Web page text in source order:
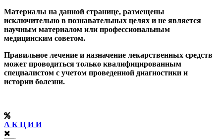
Материалы на данной странице, размещены
исключительно в познавательных целях и не является
научным материалом или профессиональным
медицинским советом.
Правильное лечение и назначение лекарственных средств
может проводиться только квалифицированным
специалистом с учетом проведенной диагностики и
истории болезни.
А К Ц И И